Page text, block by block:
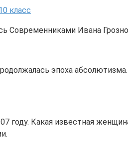
класс
Современниками Ивана
эпоха
году. Какая известная